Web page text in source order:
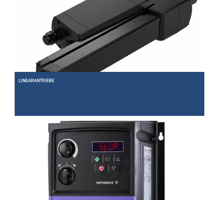
LINEARANTRIEBE
Mechanische oder lineare Direktantriebe. Wir liefern passende Lösungen.